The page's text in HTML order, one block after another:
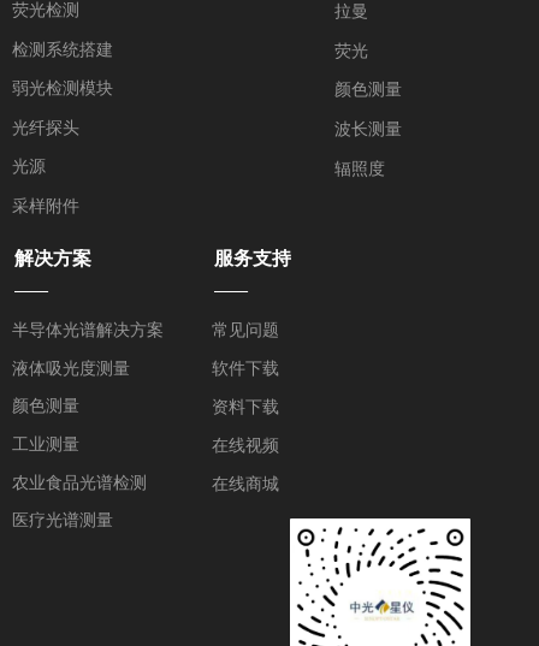
荧光检测
检测系统搭建
弱光检测模块
光纤探头
光源
采样附件
拉曼
荧光
颜色测量
波长测量
辐照度
半导体光谱解决方案
液体吸光度测量
颜色测量
工业测量
农业食品光谱检测
医疗光谱测量
解决方案
——
常见问题
软件下载
资料下载
在线视频
在线商城
服务支持
——